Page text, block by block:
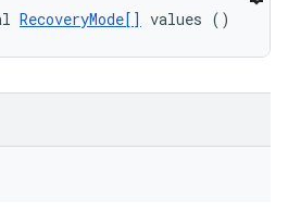
RecoveryMode[] values ()